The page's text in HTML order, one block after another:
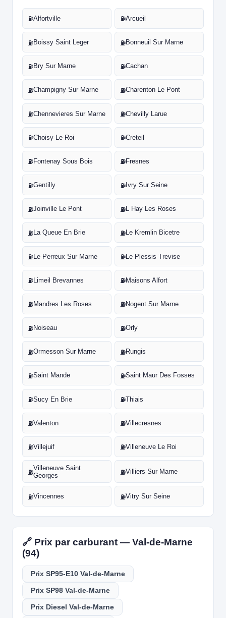
⛽Alfortville ⛽Arcueil
⛽Boissy Saint Leger ⛽Bonneuil Sur Marne
⛽Bry Sur Marne ⛽Cachan
⛽Champigny Sur Marne ⛽Charenton Le Pont
⛽Chennevieres Sur Marne ⛽Chevilly Larue
⛽Choisy Le Roi ⛽Creteil
⛽Fontenay Sous Bois ⛽Fresnes
⛽Gentilly ⛽Ivry Sur Seine
⛽Joinville Le Pont ⛽L Hay Les Roses
⛽La Queue En Brie ⛽Le Kremlin Bicetre
⛽Le Perreux Sur Marne ⛽Le Plessis Trevise
⛽Limeil Brevannes ⛽Maisons Alfort
⛽Mandres Les Roses ⛽Nogent Sur Marne
⛽Noiseau ⛽Orly
⛽Ormesson Sur Marne ⛽Rungis
⛽Saint Mande ⛽Saint Maur Des Fosses
⛽Sucy En Brie ⛽Thiais
⛽Valenton ⛽Villecresnes
⛽Villejuif ⛽Villeneuve Le Roi
⛽
Villeneuve Saint
Georges
⛽Villiers Sur Marne
⛽Vincennes ⛽Vitry Sur Seine
🔗 Prix par carburant — Val-de-Marne
(94)
Prix SP95-E10 Val-de-Marne
Prix SP98 Val-de-Marne
Prix Diesel Val-de-Marne